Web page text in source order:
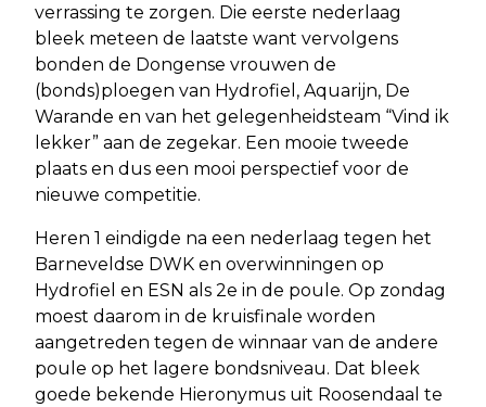
verrassing te zorgen. Die eerste nederlaag
bleek meteen de laatste want vervolgens
bonden de Dongense vrouwen de
(bonds)ploegen van Hydrofiel, Aquarijn, De
Warande en van het gelegenheidsteam “Vind ik
lekker” aan de zegekar. Een mooie tweede
plaats en dus een mooi perspectief voor de
nieuwe competitie.
Heren 1 eindigde na een nederlaag tegen het
Barneveldse DWK en overwinningen op
Hydrofiel en ESN als 2e in de poule. Op zondag
moest daarom in de kruisfinale worden
aangetreden tegen de winnaar van de andere
poule op het lagere bondsniveau. Dat bleek
goede bekende Hieronymus uit Roosendaal te